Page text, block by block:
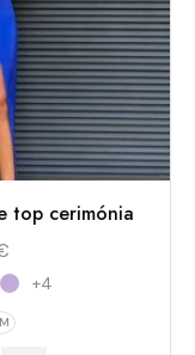
top cerimónia
+4